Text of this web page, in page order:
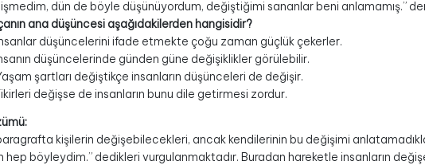
dün de böyle düşünüyordum, değiştiğimi sananlar beni anlamamış.”
ana düşüncesi aşağıdakilerden hangisidir?
düşüncelerini ifade etmekte çoğu zaman güçlük çekerler.
düşüncelerinde günden güne değişiklikler görülebilir.
şartları değiştikçe insanların düşünceleri de değişir.
değişse de insanların bunu dile getirmesi zordur.
kişilerin değişebilecekleri, ancak kendilerinin bu değişimi
hep böyleydim.” dedikleri vurgulanmaktadır. Buradan hareketle insanların